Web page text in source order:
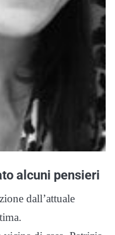
alcuni pensieri
dall’attuale